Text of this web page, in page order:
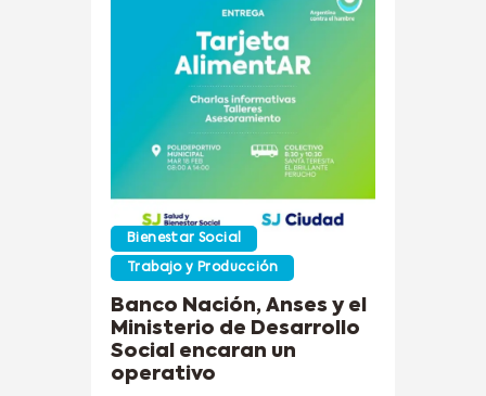
Bienestar Social
Trabajo y Producción
Banco Nación, Anses y el
Ministerio de Desarrollo
Social encaran un
operativo